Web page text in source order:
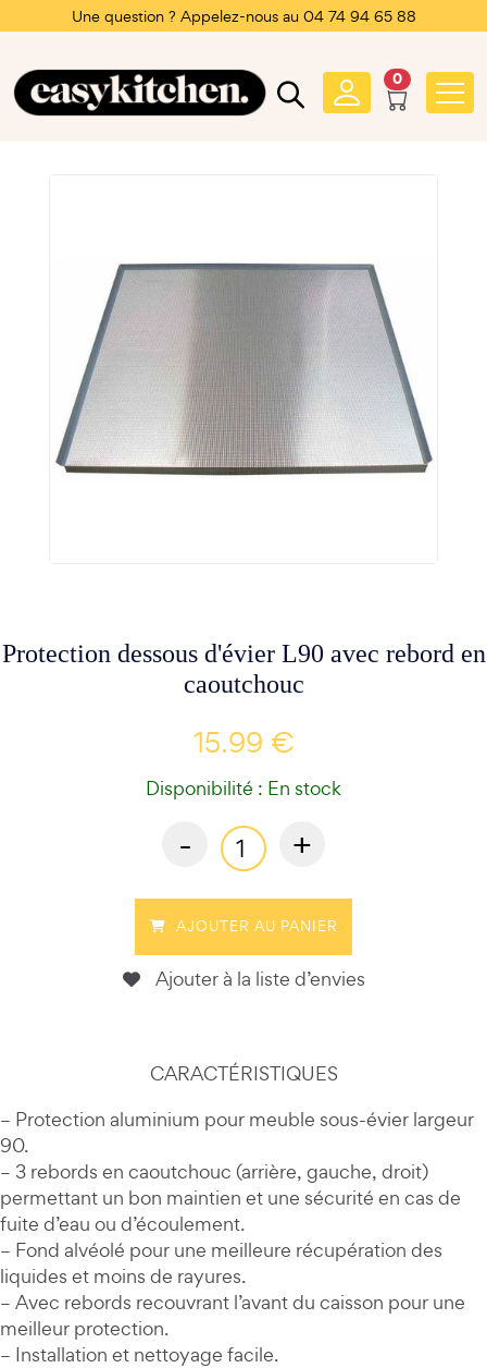
Une question ? Appelez-nous au 04 74 94 65 88
0
Protection dessous d'évier L90 avec rebord en
caoutchouc
15.99 €
Disponibilité : En stock
- +
AJOUTER AU PANIER
Ajouter à la liste d’envies
CARACTÉRISTIQUES
– Protection aluminium pour meuble sous-évier largeur
90.
– 3 rebords en caoutchouc (arrière, gauche, droit)
permettant un bon maintien et une sécurité en cas de
fuite d’eau ou d’écoulement.
– Fond alvéolé pour une meilleure récupération des
liquides et moins de rayures.
– Avec rebords recouvrant l’avant du caisson pour une
meilleur protection.
– Installation et nettoyage facile.